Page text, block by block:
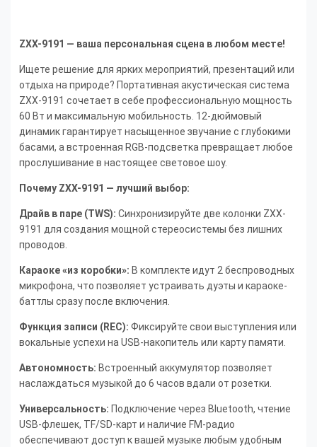
ZXX-9191 — ваша персональная сцена в любом месте!
Ищете решение для ярких мероприятий, презентаций или
отдыха на природе? Портативная акустическая система
ZXX-9191 сочетает в себе профессиональную мощность
60 Вт и максимальную мобильность. 12-дюймовый
динамик гарантирует насыщенное звучание с глубокими
басами, а встроенная RGB-подсветка превращает любое
прослушивание в настоящее световое шоу.
Почему ZXX-9191 — лучший выбор:
Драйв в паре (TWS): Синхронизируйте две колонки ZXX-
9191 для создания мощной стереосистемы без лишних
проводов.
Караоке «из коробки»: В комплекте идут 2 беспроводных
микрофона, что позволяет устраивать дуэты и караоке-
баттлы сразу после включения.
Функция записи (REC): Фиксируйте свои выступления или
вокальные успехи на USB-накопитель или карту памяти.
Автономность: Встроенный аккумулятор позволяет
наслаждаться музыкой до 6 часов вдали от розетки.
Универсальность: Подключение через Bluetooth, чтение
USB-флешек, TF/SD-карт и наличие FM-радио
обеспечивают доступ к вашей музыке любым удобным